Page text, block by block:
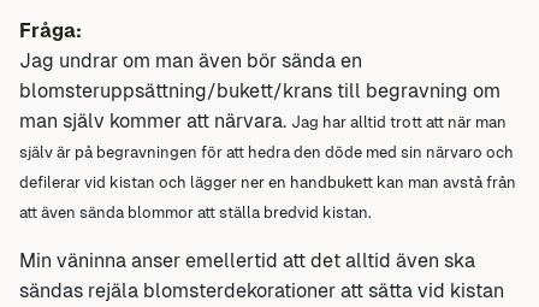
Fråga:
Jag undrar om man även bör sända en
blomsteruppsättning/bukett/krans till begravning om
man själv kommer att närvara. Jag har alltid trott att när man
själv är på begravningen för att hedra den döde med sin närvaro och
defilerar vid kistan och lägger ner en handbukett kan man avstå från
att även sända blommor att ställa bredvid kistan.
Min väninna anser emellertid att det alltid även ska
sändas rejäla blomsterdekorationer att sätta vid kistan